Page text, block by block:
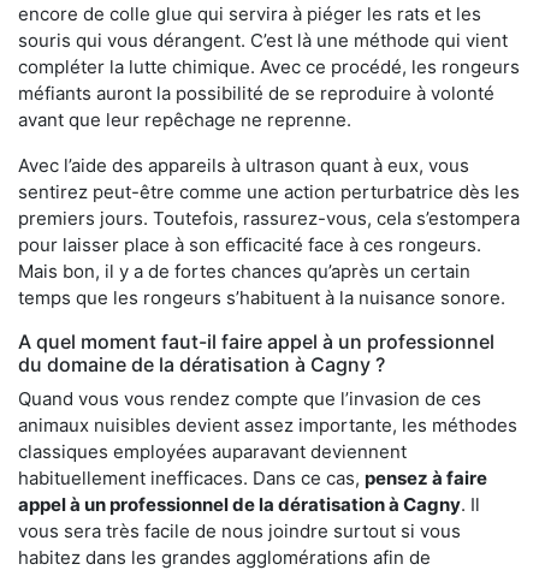
encore de colle glue qui servira à piéger les rats et les
souris qui vous dérangent. C’est là une méthode qui vient
compléter la lutte chimique. Avec ce procédé, les rongeurs
méfiants auront la possibilité de se reproduire à volonté
avant que leur repêchage ne reprenne.
Avec l’aide des appareils à ultrason quant à eux, vous
sentirez peut-être comme une action perturbatrice dès les
premiers jours. Toutefois, rassurez-vous, cela s’estompera
pour laisser place à son efficacité face à ces rongeurs.
Mais bon, il y a de fortes chances qu’après un certain
temps que les rongeurs s’habituent à la nuisance sonore.
A quel moment faut-il faire appel à un professionnel
du domaine de la dératisation à Cagny ?
Quand vous vous rendez compte que l’invasion de ces
animaux nuisibles devient assez importante, les méthodes
classiques employées auparavant deviennent
habituellement inefficaces. Dans ce cas, pensez à faire
appel à un professionnel de la dératisation à Cagny. Il
vous sera très facile de nous joindre surtout si vous
habitez dans les grandes agglomérations afin de